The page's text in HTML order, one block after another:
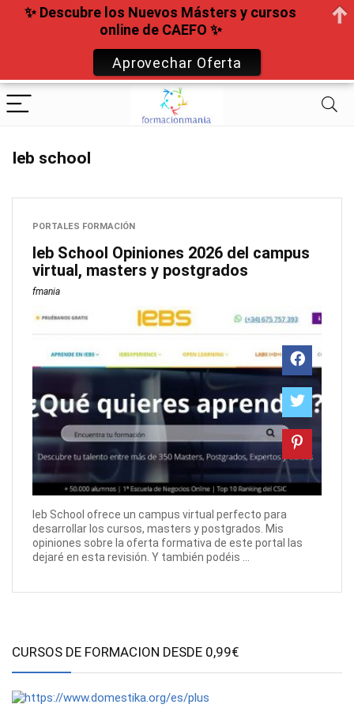
Ieb school
PORTALES FORMACIÓN
Ieb School Opiniones 2026 del campus
virtual, masters y postgrados
fmania
Ieb School ofrece un campus virtual perfecto para
desarrollar los cursos, masters y postgrados. Mis
opiniones sobre la oferta formativa de este portal las
dejaré en esta revisión. Y también podéis ...
CURSOS DE FORMACION DESDE 0,99€
✨ Descubre los Nuevos Másters y cursos
online de CAEFO ✨
Aprovechar Oferta